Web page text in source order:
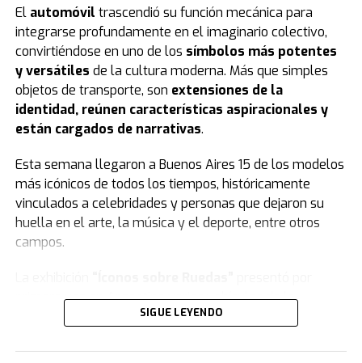
El automóvil trascendió su función mecánica para
integrarse profundamente en el imaginario colectivo,
convirtiéndose en uno de los símbolos más potentes
y versátiles de la cultura moderna. Más que simples
objetos de transporte, son extensiones de la
identidad, reúnen características aspiracionales y
están cargados de narrativas.
Esta semana llegaron a Buenos Aires 15 de los modelos
más icónicos de todos los tiempos, históricamente
vinculados a celebridades y personas que dejaron su
huella en el arte, la música y el deporte, entre otros
campos.
primera vez en Argentina varios vehículos de la
Jorge Yarur, creador de la
Santiago de Chile.
SIGUE LEYENDO